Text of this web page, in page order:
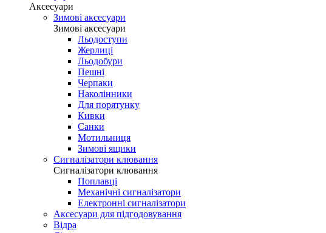
Аксесуари
Зимові аксесуари
Зимові аксесуари
Льодоступи
Жерлиці
Льодобури
Пешні
Черпаки
Наколінники
Для порятунку
Кивки
Санки
Мотильниця
Зимові ящики
Сигналізатори клювання
Сигналізатори клювання
Поплавці
Механічні сигналізатори
Електронні сигналізатори
Аксесуари для підгодовування
Відра